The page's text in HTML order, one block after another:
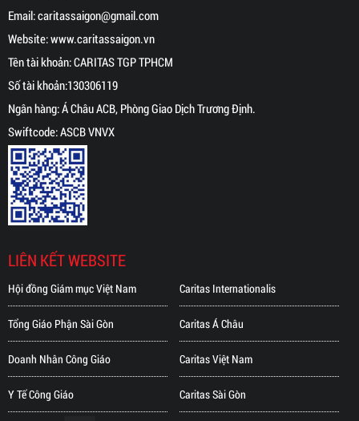
Email:caritassaigon@gmail.com
Website:www.caritassaigon.vn
Tên tài khoản: CARITAS TGP TPHCM
Số tài khoản:130306119
Ngân hàng: Á Châu ACB, Phòng Giao Dịch Trương Định.
Swiftcode: ASCB VNVX
LIÊN KẾT WEBSITE
Hội đồng Giám mục Việt Nam
Tổng Giáo Phận Sài Gòn
Doanh Nhân Công Giáo
Y Tế Công Giáo
Caritas Internationalis
Caritas Á Châu
Caritas Việt Nam
Caritas Sài Gòn